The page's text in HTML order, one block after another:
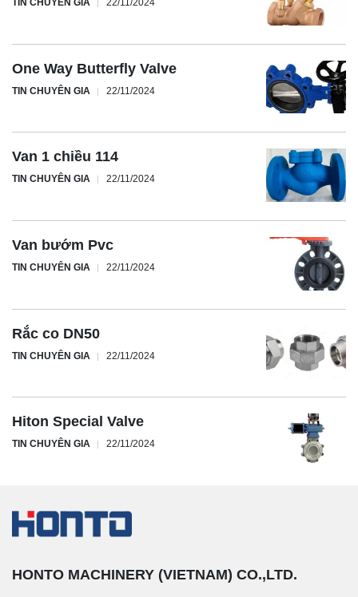
TIN CHUYÊN GIA 22/11/2024
One Way Butterfly Valve
TIN CHUYÊN GIA 22/11/2024
Van 1 chiều 114
TIN CHUYÊN GIA 22/11/2024
Van bướm Pvc
TIN CHUYÊN GIA 22/11/2024
Rắc co DN50
TIN CHUYÊN GIA 22/11/2024
Hiton Special Valve
TIN CHUYÊN GIA 22/11/2024
HONTO MACHINERY (VIETNAM) CO.,LTD.